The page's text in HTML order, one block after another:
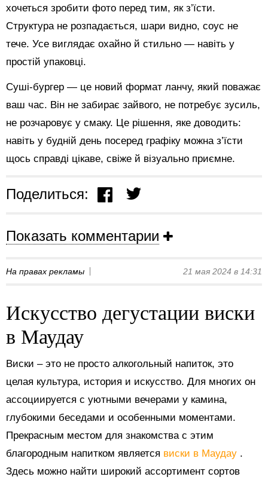
хочеться зробити фото перед тим, як з’їсти.
Структура не розпадається, шари видно, соус не
тече. Усе виглядає охайно й стильно — навіть у
простій упаковці.
Суші-бургер — це новий формат ланчу, який поважає
ваш час. Він не забирає зайвого, не потребує зусиль,
не розчаровує у смаку. Це рішення, яке доводить:
навіть у будній день посеред графіку можна з’їсти
щось справді цікаве, свіже й візуально приємне.
Поделиться:
Показать комментарии
На правах рекламы 21 мая 2024 в 14:31
Искусство дегустации виски
в Маудау
Виски – это не просто алкогольный напиток, это
целая культура, история и искусство. Для многих он
ассоциируется с уютными вечерами у камина,
глубокими беседами и особенными моментами.
Прекрасным местом для знакомства с этим
благородным напитком является виски в Маудау .
Здесь можно найти широкий ассортимент сортов